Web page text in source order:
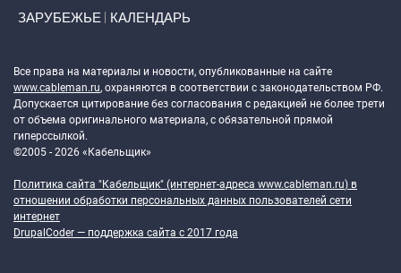
ЗАРУБЕЖЬЕ КАЛЕНДАРЬ
Все права на материалы и новости, опубликованные на сайте
www.cableman.ru, охраняются в соответствии с законодательством РФ.
Допускается цитирование без согласования с редакцией не более трети
от объема оригинального материала, с обязательной прямой
гиперссылкой.
©2005 - 2026 «Кабельщик»
Политика сайта "Кабельщик" (интернет-адреса www.cableman.ru) в
отношении обработки персональных данных пользователей сети
интернет
DrupalCoder — поддержка сайта c 2017 года